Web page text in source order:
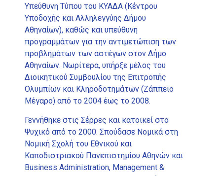
Υπεύθυνη Τύπου του ΚΥΑΔΑ (Κέντρου
Υποδοχής και Αλληλεγγύης Δήμου
Αθηναίων), καθώς και υπεύθυνη
προγραμμάτων για την αντιμετώπιση των
προβλημάτων των αστέγων στον Δήμο
Αθηναίων. Νωρίτερα, υπήρξε μέλος του
Διοικητικού Συμβουλίου της Επιτροπής
Ολυμπίων και Κληροδοτημάτων (Ζάππειο
Μέγαρο) από το 2004 έως το 2008.
Γεννήθηκε στις Σέρρες και κατοικεί στο
Ψυχικό από το 2000. Σπούδασε Νομικά στη
Νομική Σχολή του Εθνικού και
Καποδιστριακού Πανεπιστημίου Αθηνών και
Business Administration, Management &